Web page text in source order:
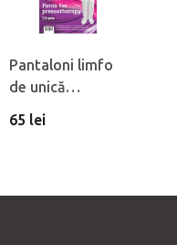
Pantaloni limfo
de unică
folosintă din
65 lei